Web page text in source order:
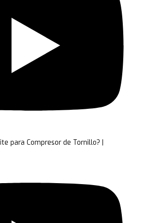
para Compresor de Tornillo? |